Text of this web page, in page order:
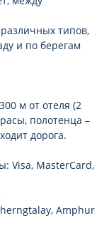
(в Deluxe Villa,
типов,
и по берегам
м от отеля (2
полотенца –
дорога.
Visa, MasterCard,
Amphur